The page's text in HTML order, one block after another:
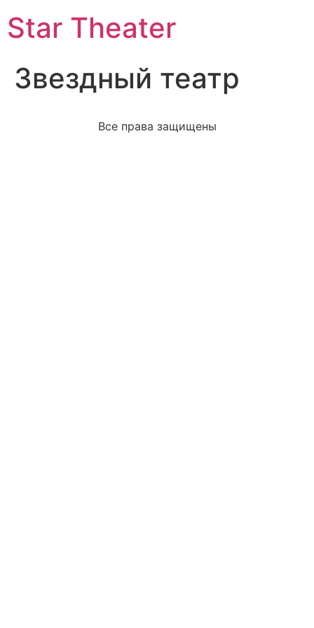
Star Theater
Звездный театр
Все права защищены